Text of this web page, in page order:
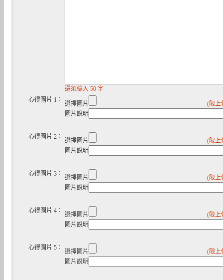
還須輸入 50 字
心得圖片 1：
選擇圖片
(限上
圖片說明
心得圖片 2：
選擇圖片
(限上
圖片說明
心得圖片 3：
選擇圖片
(限上
圖片說明
心得圖片 4：
選擇圖片
(限上
圖片說明
心得圖片 5：
選擇圖片
(限上
圖片說明